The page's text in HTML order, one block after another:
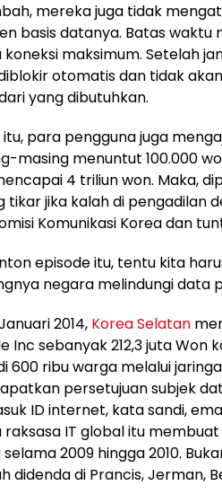
mereka juga tidak
basis datanya. Batas
koneksi maksimum. Setelah
otomatis dan tidak
yang dibutuhkan.
itu, para pengguna juga
masing menuntut 100.000
4 triliun won. Maka,
tikar jika kalah di pengadilan
Komunikasi Korea dan
episode itu, tentu kita
negara melindungi data
2014, Korea Selatan
Inc sebanyak 212,3 juta
600 ribu warga melalui
persetujuan subjek
ID internet, kata sandi,
raksasa IT global itu
selama 2009 hingga 2010.
didenda di Prancis, Jerman,